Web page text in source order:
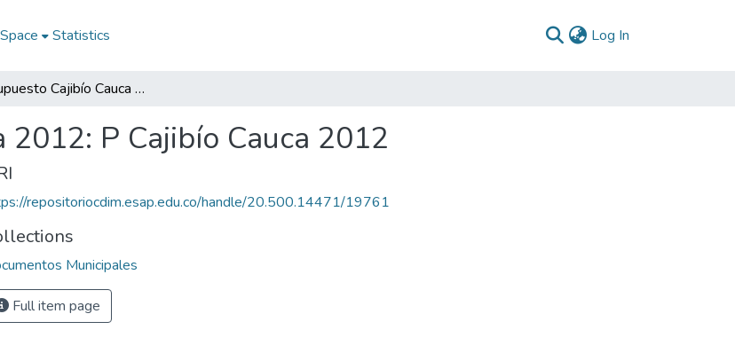
Statistics Log In
Presupuesto Cajibío Cauca 2012: P Cajibío Cauca 2012
2012: P Cajibío Cauca 2012
repositoriocdim.esap.edu.co/handle/20.500.14471/19761
Municipales
Full item page